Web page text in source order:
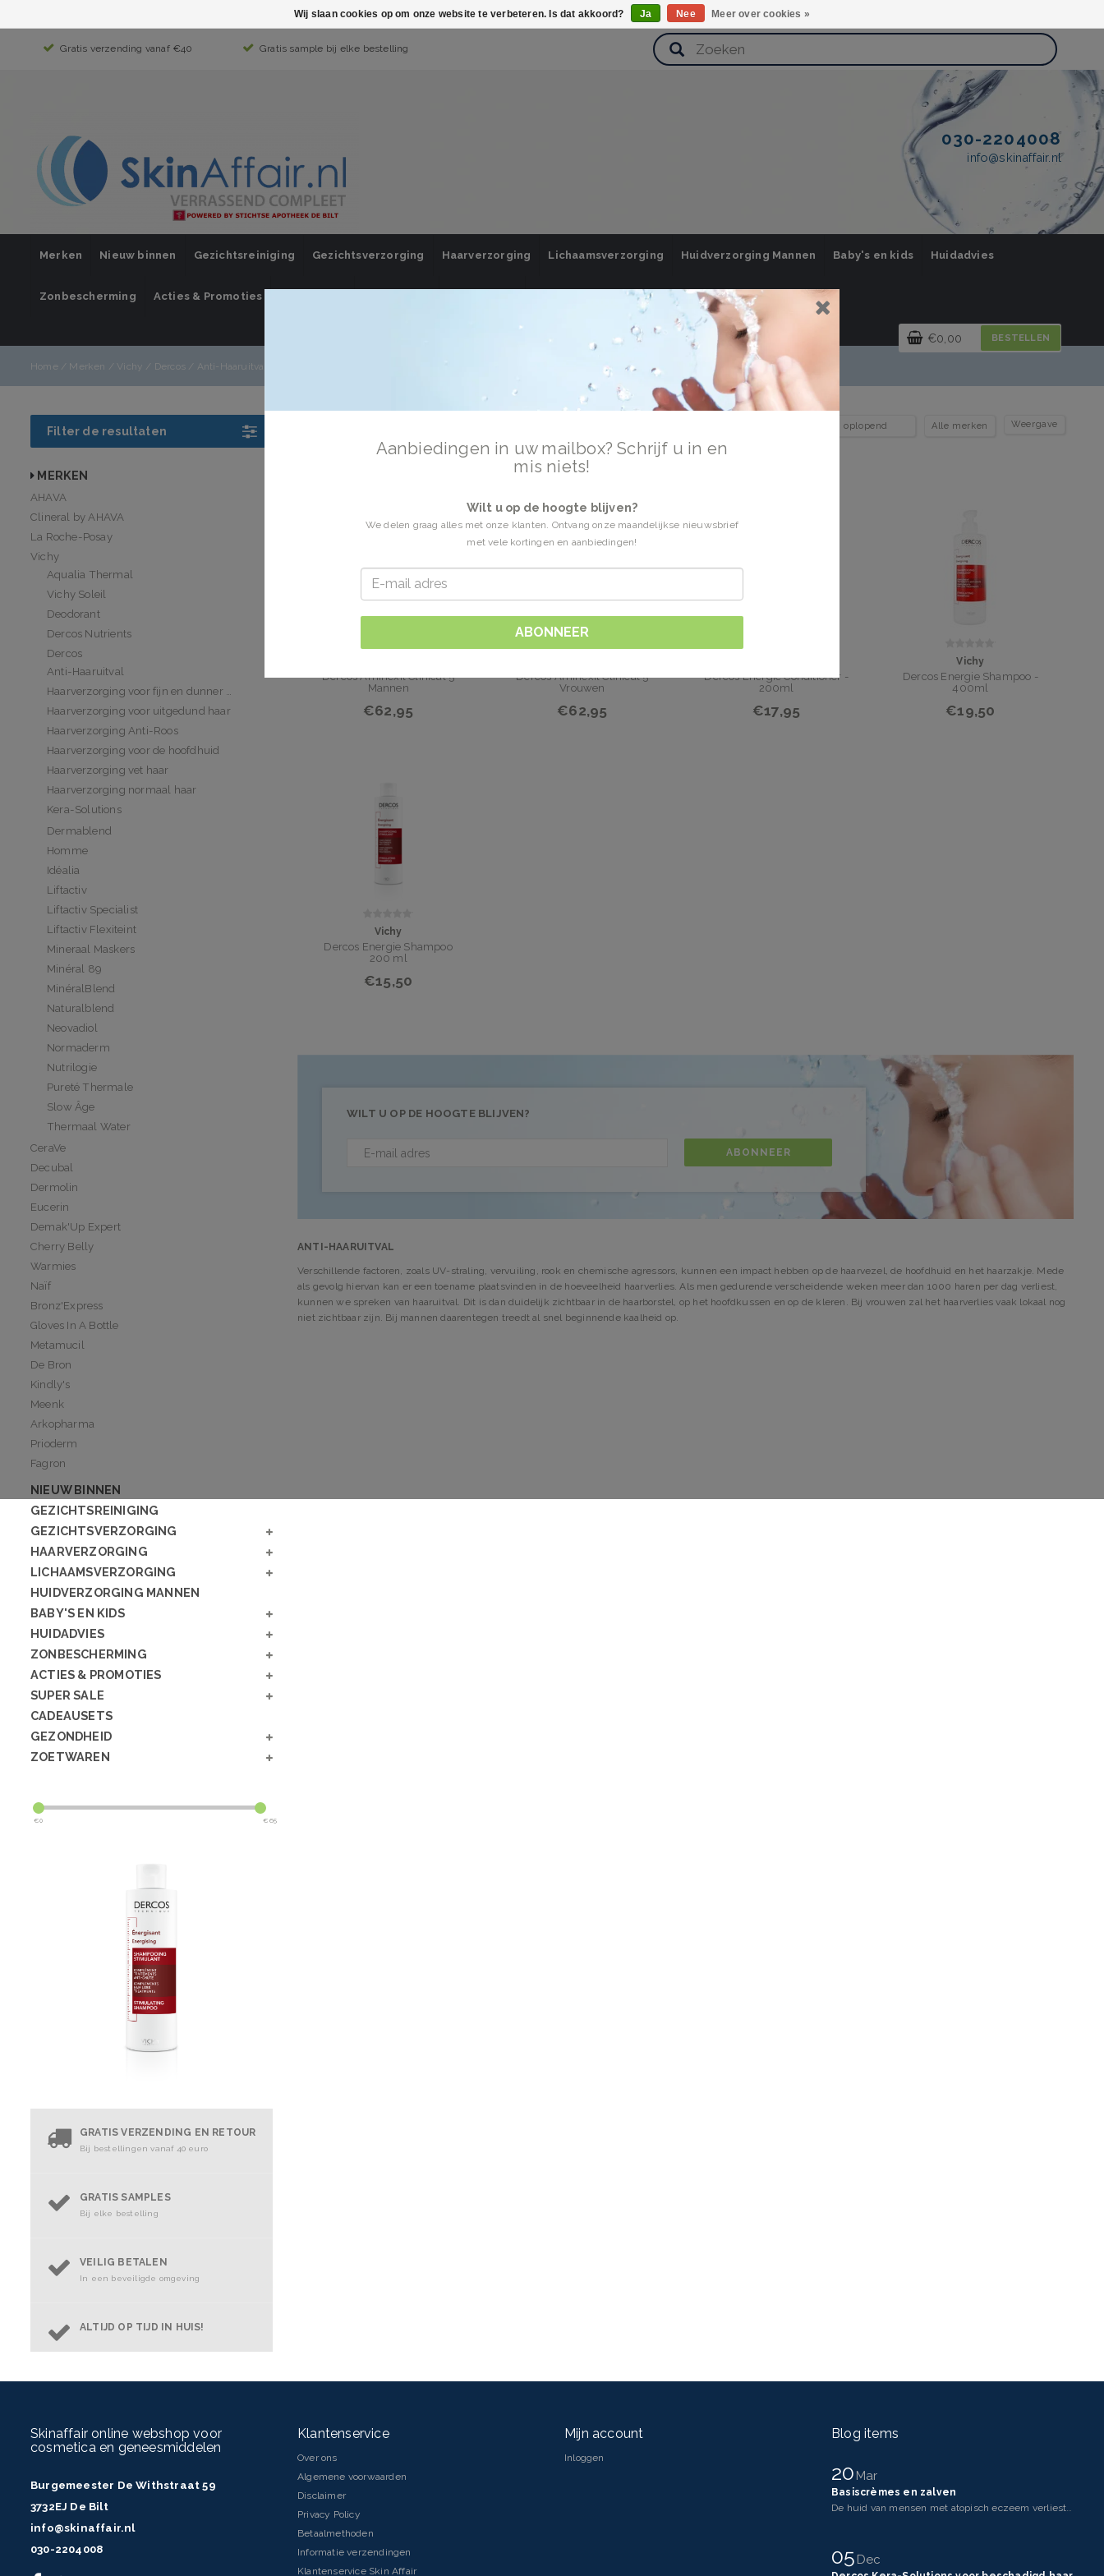
Gratis verzending vanaf €40 Gratis sample bij elke bestelling
030-2204008
info@skinaffair.nl
Merken Nieuw binnen Gezichtsreiniging Gezichtsverzorging Haarverzorging Lichaamsverzorging Huidverzorging Mannen Baby's en kids Huidadvies
Zonbescherming Acties & Promoties
€0,00 BESTELLEN
Home/ Merken / Vichy / Dercos / Anti-Haaruitval
Filter de resultaten
MERKEN
AHAVA
Clineral by AHAVA
La Roche-Posay
Vichy
Aqualia Thermal
Vichy Soleil
Deodorant
Dercos Nutrients
Dercos
Anti-Haaruitval
Haarverzorging voor fijn en dunner wordend haar
Haarverzorging voor uitgedund haar
Haarverzorging Anti-Roos
Haarverzorging voor de hoofdhuid
Haarverzorging vet haar
Haarverzorging normaal haar
Kera-Solutions
Dermablend
Homme
Idéalia
Liftactiv
Liftactiv Specialist
Liftactiv Flexiteint
Mineraal Maskers
Minéral 89
MinéralBlend
Naturalblend
Neovadiol
Normaderm
Nutrilogie
Pureté Thermale
Slow Âge
Thermaal Water
CeraVe
Decubal
Dermolin
Eucerin
Demak'Up Expert
Cherry Belly
Warmies
Naïf
Bronz'Express
Gloves In A Bottle
Metamucil
De Bron
Kindly's
Meenk
Arkopharma
Prioderm
Fagron
NIEUW BINNEN
GEZICHTSREINIGING
GEZICHTSVERZORGING
HAARVERZORGING
LICHAAMSVERZORGING
HUIDVERZORGING MANNEN
BABY'S EN KIDS
HUIDADVIES
ZONBESCHERMING
ACTIES & PROMOTIES
SUPER SALE
CADEAUSETS
GEZONDHEID
ZOETWAREN
€0 € 65
GRATIS VERZENDING EN RETOUR
Bij bestellingen vanaf 40 euro
GRATIS SAMPLES
Bij elke bestelling
VEILIG BETALEN
In een beveiligde omgeving
ALTIJD OP TIJD IN HUIS!
Weergave
Dercos Aminexil Clinical 5
Mannen
€62,95
Dercos Aminexil Clinical 5
Vrouwen
€62,95
Dercos Energie Conditioner -
200ml
€17,95
Vichy
Dercos Energie Shampoo -
400ml
€19,50
Vichy
Dercos Energie Shampoo
200 ml
€15,50
WILT U OP DE HOOGTE BLIJVEN?
ABONNEER
ANTI-HAARUITVAL
Verschillende factoren, zoals UV-straling, vervuiling, rook en chemische agressors, kunnen een impact hebben op de haarvezel, de hoofdhuid en het haarzakje. Mede
als gevolg hiervan kan er een toename plaatsvinden in de hoeveelheid haarverlies. Als men gedurende verscheidende weken meer dan 1000 haren per dag verliest,
kunnen we spreken van haaruitval. Dit is dan duidelijk zichtbaar in de haarborstel, op het hoofdkussen en op de kleren. Bij vrouwen zal het haarverlies vaak lokaal nog
niet zichtbaar zijn. Bij mannen daarentegen treedt al snel beginnende kaalheid op.
Skinaffair online webshop voor
cosmetica en geneesmiddelen
Burgemeester De Withstraat 59
3732EJ De Bilt
info@skinaffair.nl
030-2204008
Klantenservice
Over ons
Algemene voorwaarden
Disclaimer
Privacy Policy
Betaalmethoden
Informatie verzendingen
Klantenservice Skin Affair
Mijn account
Inloggen
Blog items
20Mar
Basiscrèmes en zalven
De huid van mensen met atopisch eczeem verliest makkelijker vocht dan een gezonde huid. Dit komt doo
05Dec
Aanbiedingen in uw mailbox? Schrijf u in en
mis niets!
Wilt u op de hoogte blijven?
We delen graag alles met onze klanten. Ontvang onze maandelijkse nieuwsbrief
met vele kortingen en aanbiedingen!
ABONNEER
Wij slaan cookies op om onze website te verbeteren. Is dat akkoord? Ja Nee Meer over cookies »